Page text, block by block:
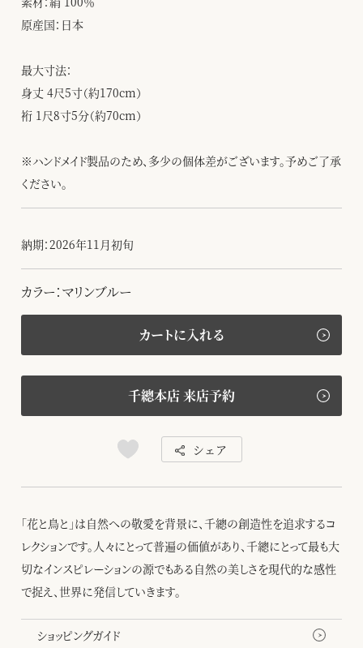
原産国：日本
最大寸法：
身丈 4尺5寸（約170cm）
裄 1尺8寸5分（約70cm）
※ハンドメイド製品のため、多少の個体差がございます。予めご了承
ください。
納期：2026年11月初旬
カラー：マリンブルー
カートに入れる
千總本店 来店予約
シェア
「花と鳥と」は自然への敬愛を背景に、千總の創造性を追求するコ
レクションです。人々にとって普遍の価値があり、千總にとって最も大
切なインスピレーションの源でもある自然の美しさを現代的な感性
で捉え、世界に発信していきます。
ショッピングガイド